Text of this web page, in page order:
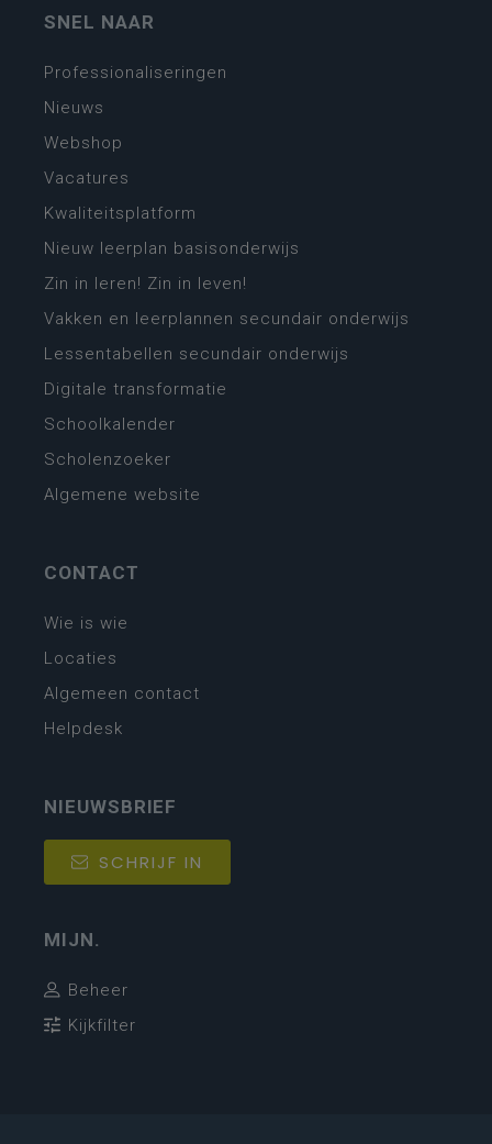
SNEL NAAR
Professionaliseringen
Nieuws
Webshop
Vacatures
Kwaliteitsplatform
Nieuw leerplan basisonderwijs
Zin in leren! Zin in leven!
Vakken en leerplannen secundair onderwijs
Lessentabellen secundair onderwijs
Digitale transformatie
Schoolkalender
Scholenzoeker
Algemene website
CONTACT
Wie is wie
Locaties
Algemeen contact
Helpdesk
NIEUWSBRIEF
SCHRIJF IN
MIJN.
Beheer
Kijkfilter